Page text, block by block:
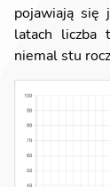
pojawiają się
latach liczba
niemal stu